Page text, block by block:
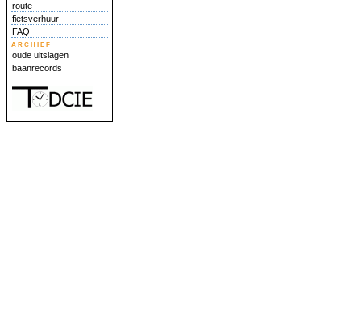
route
fietsverhuur
FAQ
archief
oude uitslagen
baanrecords